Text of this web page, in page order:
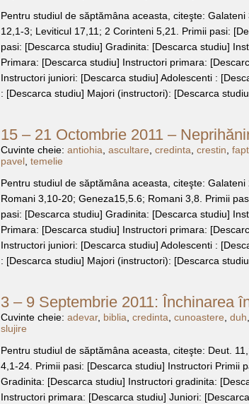
Pentru studiul de săptămâna aceasta, citeşte:
12,1-3; Leviticul 17,11; 2 Corinteni 5,21. Primii pasi:
pasi: [Descarca studiu] Gradinita: [Descarca studiu]
Primara: [Descarca studiu] Instructori primara:
Instructori juniori: [Descarca studiu] Adolescenti :
: [Descarca studiu] Majori (instructori): [Descarca
15 – 21 Octombrie 2011 –
Cuvinte cheie: antiohia ascultare credinta crestin
pavel, temelie
Pentru studiul de săptămâna aceasta, citeşte:
Romani 3,10-20; Geneza15,5.6; Romani 3,8. Primii
pasi: [Descarca studiu] Gradinita: [Descarca studiu]
Primara: [Descarca studiu] Instructori primara:
Instructori juniori: [Descarca studiu] Adolescenti :
: [Descarca studiu] Majori (instructori): [Descarca
3 – 9 Septembrie 2011: Închinarea
Cuvinte cheie: adevar, biblia credinta cunoastere duh
slujire
Pentru studiul de săptămâna aceasta, citeşte: Deut.
4,1-24. Primii pasi: [Descarca studiu] Instructori Primii
Gradinita: [Descarca studiu] Instructori gradinita:
Instructori primara: [Descarca studiu] Juniori: